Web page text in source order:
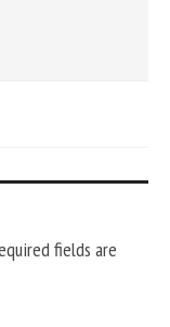
fields are